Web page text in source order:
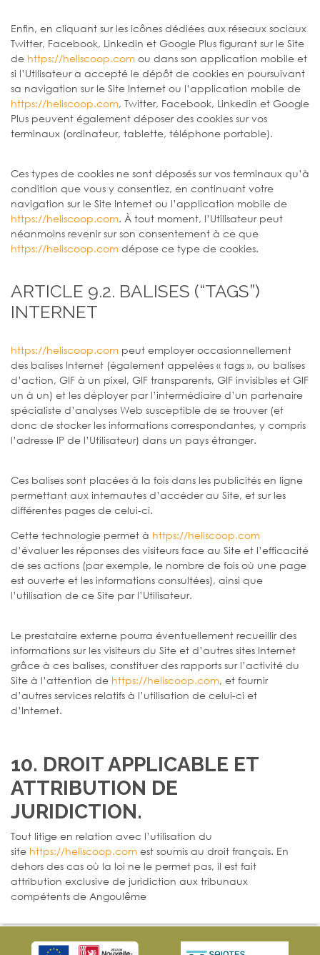
Enfin, en cliquant sur les icônes dédiées aux réseaux sociaux
Twitter, Facebook, Linkedin et Google Plus figurant sur le Site
de https://heliscoop.com ou dans son application mobile et
si l’Utilisateur a accepté le dépôt de cookies en poursuivant
sa navigation sur le Site Internet ou l’application mobile de
https://heliscoop.com, Twitter, Facebook, Linkedin et Google
Plus peuvent également déposer des cookies sur vos
terminaux (ordinateur, tablette, téléphone portable).
Ces types de cookies ne sont déposés sur vos terminaux qu’à
condition que vous y consentiez, en continuant votre
navigation sur le Site Internet ou l’application mobile de
https://heliscoop.com. À tout moment, l’Utilisateur peut
néanmoins revenir sur son consentement à ce que
https://heliscoop.com dépose ce type de cookies.
ARTICLE 9.2. BALISES (“TAGS”)
INTERNET
https://heliscoop.com peut employer occasionnellement
des balises Internet (également appelées « tags », ou balises
d’action, GIF à un pixel, GIF transparents, GIF invisibles et GIF
un à un) et les déployer par l’intermédiaire d’un partenaire
spécialiste d’analyses Web susceptible de se trouver (et
donc de stocker les informations correspondantes, y compris
l’adresse IP de l’Utilisateur) dans un pays étranger.
Ces balises sont placées à la fois dans les publicités en ligne
permettant aux internautes d’accéder au Site, et sur les
différentes pages de celui-ci.
Cette technologie permet à https://heliscoop.com
d’évaluer les réponses des visiteurs face au Site et l’efficacité
de ses actions (par exemple, le nombre de fois où une page
est ouverte et les informations consultées), ainsi que
l’utilisation de ce Site par l’Utilisateur.
Le prestataire externe pourra éventuellement recueillir des
informations sur les visiteurs du Site et d’autres sites Internet
grâce à ces balises, constituer des rapports sur l’activité du
Site à l’attention de https://heliscoop.com, et fournir
d’autres services relatifs à l’utilisation de celui-ci et
d’Internet.
10. DROIT APPLICABLE ET
ATTRIBUTION DE
JURIDICTION.
Tout litige en relation avec l’utilisation du
site https://heliscoop.com est soumis au droit français. En
dehors des cas où la loi ne le permet pas, il est fait
attribution exclusive de juridiction aux tribunaux
compétents de Angoulême